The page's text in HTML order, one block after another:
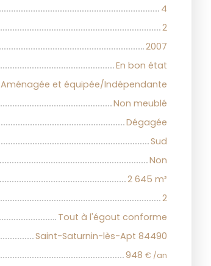
4
2
2007
En bon état
Aménagée et équipée/Indépendante
Non meublé
Dégagée
Sud
Non
2 645 m²
2
Tout à l'égout conforme
Saint-Saturnin-lès-Apt 84490
948 € /an